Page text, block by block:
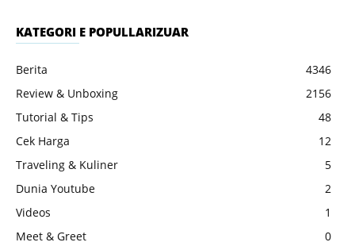
KATEGORI E POPULLARIZUAR
Berita
4346
Review & Unboxing
2156
Tutorial & Tips
48
Cek Harga
12
Traveling & Kuliner
5
Dunia Youtube
2
Videos
1
Meet & Greet
0